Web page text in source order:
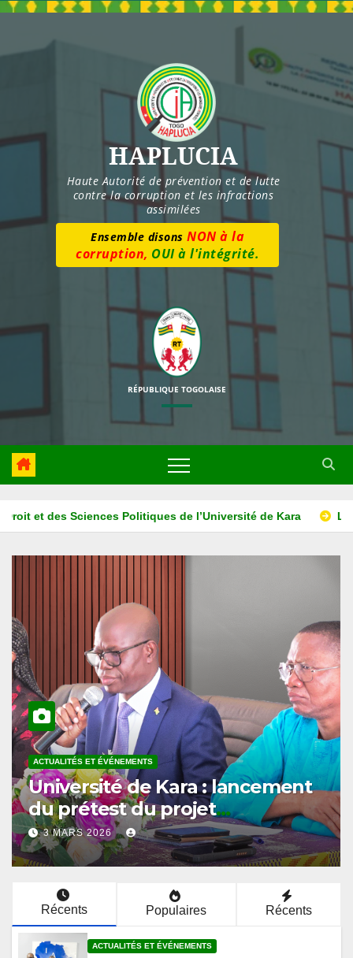
Skip
content
HAPLUCIA
Haute Autorité de prévention et de lutte
contre la corruption et les infractions
assimilées
Ensemble disonsNON à la
corruption, OUI à l'intégrité.
RÉPUBLIQUE TOGOLAISE
de Kara La HAPLUCIA associe l’ISM ADONAI
ACTUALITÉS ET ÉVÉNEMENTS
Université de Kara : l’ISPAU
ouvre le cycle de conférences
du prétest sur l’éthique et la
lutte contre la corruption
2 MARS 2026
Récents Populaires Récents
ACTUALITÉS ET ÉVÉNEMENTS